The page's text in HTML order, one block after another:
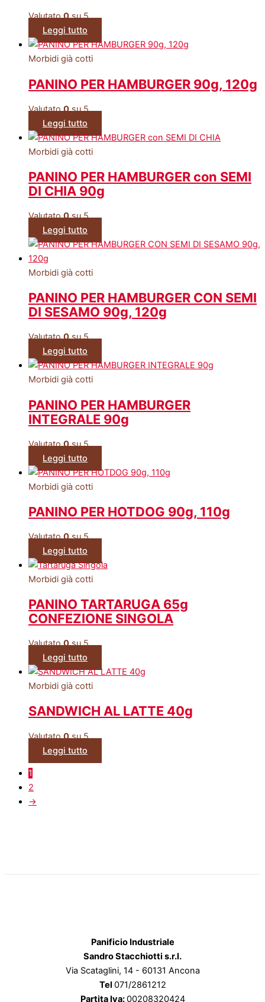
Valutato0su 5
Leggi tutto
Morbidi già cotti
PANINO PER HAMBURGER 90g, 120g
Valutato0su 5
Leggi tutto
Morbidi già cotti
PANINO PER HAMBURGER con SEMI
DI CHIA 90g
Valutato0su 5
Leggi tutto
Morbidi già cotti
PANINO PER HAMBURGER CON SEMI
DI SESAMO 90g, 120g
Valutato0su 5
Leggi tutto
Morbidi già cotti
PANINO PER HAMBURGER
INTEGRALE 90g
Valutato0su 5
Leggi tutto
Morbidi già cotti
PANINO PER HOTDOG 90g, 110g
Valutato0su 5
Leggi tutto
Morbidi già cotti
PANINO TARTARUGA 65g
CONFEZIONE SINGOLA
Valutato0su 5
Leggi tutto
Morbidi già cotti
SANDWICH AL LATTE 40g
Valutato0su 5
Leggi tutto
1
2
→
Panificio Industriale
Sandro Stacchiotti s.r.l.
Via Scataglini, 14 - 60131 Ancona
Tel 071/2861212
Partita Iva:00208320424